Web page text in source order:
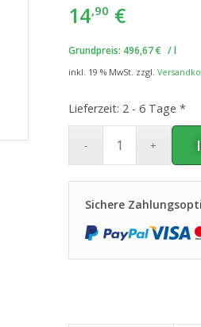
14,90 €
Grundpreis: 496,67€ /l
inkl. 19 % MwSt. zzgl.
Lieferzeit: 2 - 6 Tage *
Sichere